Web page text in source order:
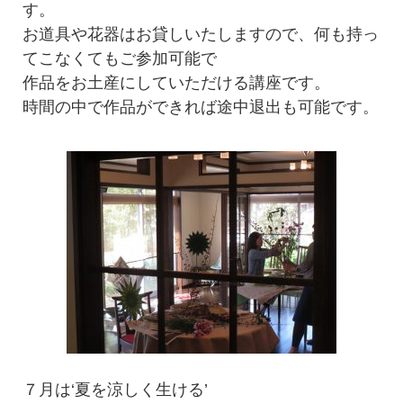
す。
お道具や花器はお貸しいたしますので、何も持っ
てこなくてもご参加可能で
作品をお土産にしていただける講座です。
時間の中で作品ができれば途中退出も可能です。
７月は‘夏を涼しく生ける’